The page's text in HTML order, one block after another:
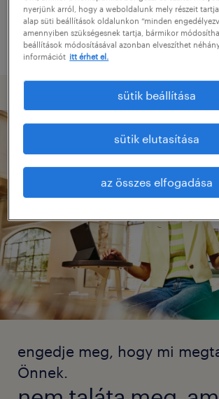
kulcsszót, és ellenőrizze,
írta-e le.
engedje meg, hogy mi
Önnek.
nyerjünk arról, hogy a weboldalunk mely részeit
alap süti beállítások oldalunkon “minden
amennyiben szükségesnek tartja, bármikor
beállítások módosításával azonban elveszíthet
információt itt érhet el.
sütik beállítása
sütik elutasítása
az összes elfogadása